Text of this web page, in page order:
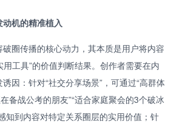
机的精准植入
圈传播的核心动力，其本质是用户将内容
用工具”的价值判断结果。创作者需要在内
因：针对“社交分享场景”，可通过“高群体
备战公考的朋友”“适合家庭聚会的3个破冰
知到内容对特定关系圈层的实用价值；针